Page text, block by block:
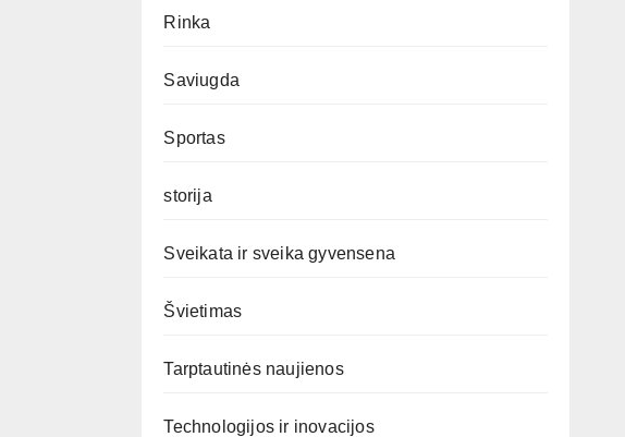
Rinka
Saviugda
Sportas
storija
Sveikata ir sveika gyvensena
Švietimas
Tarptautinės naujienos
Technologijos ir inovacijos